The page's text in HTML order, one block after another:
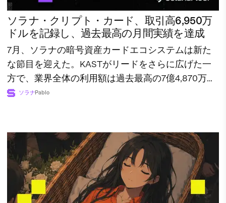
ソラナ・クリプト・カード、取引高6,950万
ドルを記録し、過去最高の月間実績を達成
7月、ソラナの暗号資産カードエコシステムは新た
な節目を迎えた。KASTがリードをさらに広げた一
方で、業界全体の利用額は過去最高の7億4,870万ド
ルに達した。
ソラナPablo